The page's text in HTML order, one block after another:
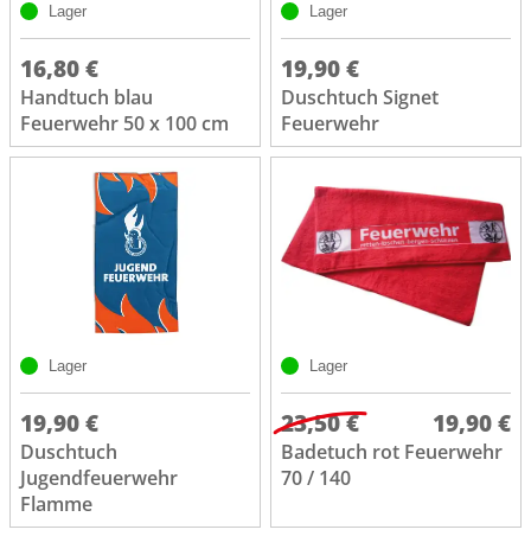
Lager
16,80 €
Handtuch blau
Feuerwehr 50 x 100 cm
Lager
19,90 €
Duschtuch Signet
Feuerwehr
Lager
19,90 €
Duschtuch
Jugendfeuerwehr
Flamme
Lager
23,50 € 19,90 €
Badetuch rot Feuerwehr
70 / 140